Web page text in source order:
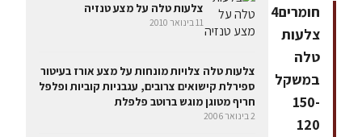
חומרים4
צלעות
טלה
במשקל
150-
120
צלעות טלה על מצע טנזיה
11 בינואר 2010
צלעות טלה צלויות מונחות על מצע אורז בעיטור
ספירלת קישואים צרובים, עגבניות קוביות ופלפל
חריף מטוגן מוגש ברוטב פלפלת
2 בינואר 2006